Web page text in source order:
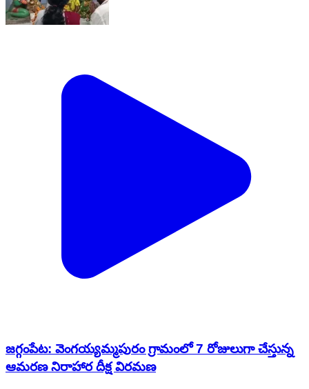
జగ్గంపేట: వెంగయ్యమ్మపురం గ్రామంలో 7 రోజులుగా చేస్తున్న
ఆమరణ నిరాహార దీక్ష విరమణ